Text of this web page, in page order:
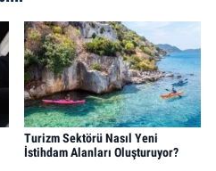
Turizm Sektörü Nasıl Yeni
İstihdam Alanları Oluşturuyor?